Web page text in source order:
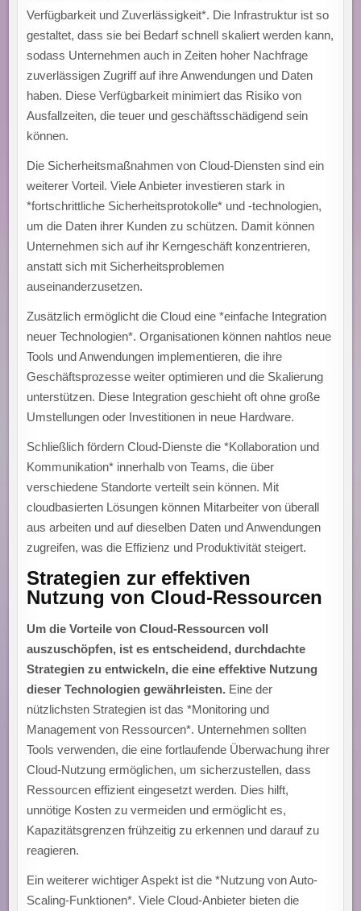
Verfügbarkeit und Zuverlässigkeit*. Die Infrastruktur ist so
gestaltet, dass sie bei Bedarf schnell skaliert werden kann,
sodass Unternehmen auch in Zeiten hoher Nachfrage
zuverlässigen Zugriff auf ihre Anwendungen und Daten
haben. Diese Verfügbarkeit minimiert das Risiko von
Ausfallzeiten, die teuer und geschäftsschädigend sein
können.
Die Sicherheitsmaßnahmen von Cloud-Diensten sind ein
weiterer Vorteil. Viele Anbieter investieren stark in
*fortschrittliche Sicherheitsprotokolle* und -technologien,
um die Daten ihrer Kunden zu schützen. Damit können
Unternehmen sich auf ihr Kerngeschäft konzentrieren,
anstatt sich mit Sicherheitsproblemen
auseinanderzusetzen.
Zusätzlich ermöglicht die Cloud eine *einfache Integration
neuer Technologien*. Organisationen können nahtlos neue
Tools und Anwendungen implementieren, die ihre
Geschäftsprozesse weiter optimieren und die Skalierung
unterstützen. Diese Integration geschieht oft ohne große
Umstellungen oder Investitionen in neue Hardware.
Schließlich fördern Cloud-Dienste die *Kollaboration und
Kommunikation* innerhalb von Teams, die über
verschiedene Standorte verteilt sein können. Mit
cloudbasierten Lösungen können Mitarbeiter von überall
aus arbeiten und auf dieselben Daten und Anwendungen
zugreifen, was die Effizienz und Produktivität steigert.
Strategien zur effektiven
Nutzung von Cloud-Ressourcen
Um die Vorteile von Cloud-Ressourcen voll
auszuschöpfen, ist es entscheidend, durchdachte
Strategien zu entwickeln, die eine effektive Nutzung
dieser Technologien gewährleisten. Eine der
nützlichsten Strategien ist das *Monitoring und
Management von Ressourcen*. Unternehmen sollten
Tools verwenden, die eine fortlaufende Überwachung ihrer
Cloud-Nutzung ermöglichen, um sicherzustellen, dass
Ressourcen effizient eingesetzt werden. Dies hilft,
unnötige Kosten zu vermeiden und ermöglicht es,
Kapazitätsgrenzen frühzeitig zu erkennen und darauf zu
reagieren.
Ein weiterer wichtiger Aspekt ist die *Nutzung von Auto-
Scaling-Funktionen*. Viele Cloud-Anbieter bieten die